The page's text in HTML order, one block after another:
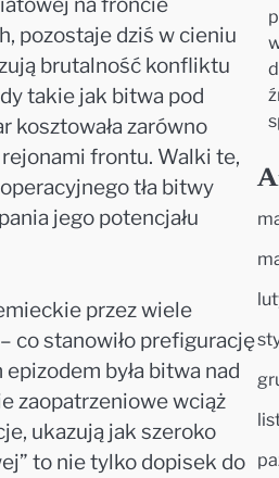
na froncie
pozostaje dziś w cieniu
brutalność konfliktu
takie jak bitwa pod
kosztowała zarówno
frontu. Walki te,
tła bitwy
jego potencjału
przez wiele
co stanowiło prefigurację
była bitwa nad
zaopatrzeniowe wciąż
ukazują jak szeroko
to nie tylko dopisek do